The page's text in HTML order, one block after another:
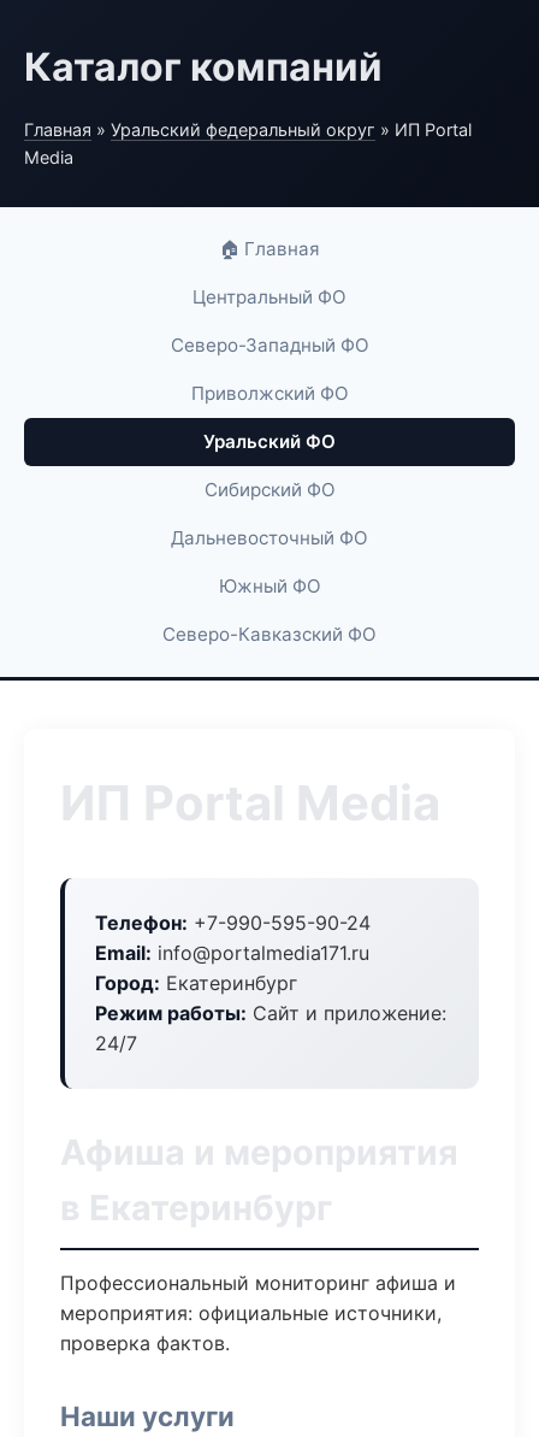
Каталог компаний
Главная » Уральский федеральный округ » ИП Portal
Media
🏠 Главная
Центральный ФО
Северо-Западный ФО
Приволжский ФО
Уральский ФО
Сибирский ФО
Дальневосточный ФО
Южный ФО
Северо-Кавказский ФО
ИП Portal Media
Телефон: +7-990-595-90-24
Email: info@portalmedia171.ru
Город: Екатеринбург
Режим работы: Сайт и приложение:
24/7
Афиша и мероприятия
в Екатеринбург
Профессиональный мониторинг афиша и
мероприятия: официальные источники,
проверка фактов.
Наши услуги